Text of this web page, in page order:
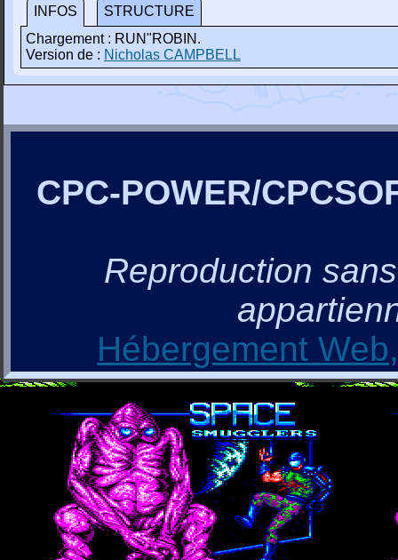
INFOS
STRUCTURE
Chargement : RUN"ROBIN.
Version de : Nicholas CAMPBELL
CPC-POWER/
Reproduction
Hébergement